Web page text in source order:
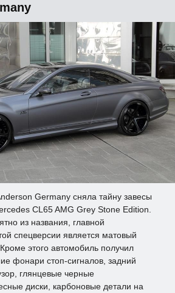
Germany сняла тайну завесы
CL65 AMG Grey Stone Edition.
из названия, главной
спецверсии является матовый
этого автомобиль получил
фонари стоп-сигналов, задний
глянцевые черные
диски, карбоновые детали на